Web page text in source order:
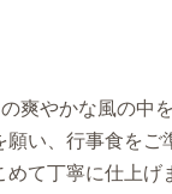
爽やかな風の中
願い、行事食を
めて丁寧に仕上げ